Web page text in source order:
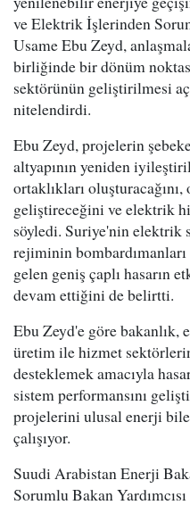
ve Elektrik İşlerinden
Usame Ebu Zeyd,
birliğinde bir dönüm
sektörünün geliştirilmesi
nitelendirdi.
Ebu Zeyd, projelerin
altyapının yeniden
ortaklıkları
geliştireceğini ve elektrik
söyledi. Suriye'nin elektrik
rejiminin
gelen geniş çaplı hasarın
devam ettiğini de belirtti.
Ebu Zeyd'e göre bakanlık,
üretim ile hizmet
desteklemek amacıyla
sistem performansını
projelerini ulusal enerji
çalışıyor.
Suudi Arabistan Enerji
Sorumlu Bakan